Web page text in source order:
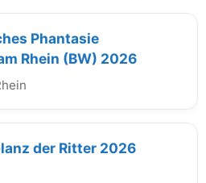
Phantasie
Rhein (BW) 2026
der Ritter 2026